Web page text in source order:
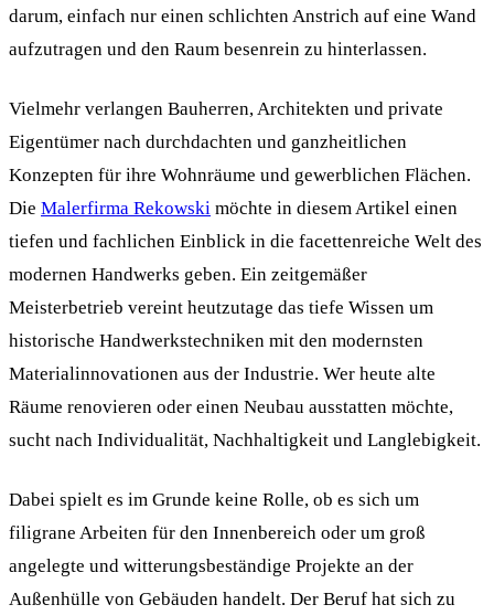
darum, einfach nur einen schlichten Anstrich auf eine Wand
aufzutragen und den Raum besenrein zu hinterlassen.
Vielmehr verlangen Bauherren, Architekten und private
Eigentümer nach durchdachten und ganzheitlichen
Konzepten für ihre Wohnräume und gewerblichen Flächen.
Die Malerfirma Rekowski möchte in diesem Artikel einen
tiefen und fachlichen Einblick in die facettenreiche Welt des
modernen Handwerks geben. Ein zeitgemäßer
Meisterbetrieb vereint heutzutage das tiefe Wissen um
historische Handwerkstechniken mit den modernsten
Materialinnovationen aus der Industrie. Wer heute alte
Räume renovieren oder einen Neubau ausstatten möchte,
sucht nach Individualität, Nachhaltigkeit und Langlebigkeit.
Dabei spielt es im Grunde keine Rolle, ob es sich um
filigrane Arbeiten für den Innenbereich oder um groß
angelegte und witterungsbeständige Projekte an der
Außenhülle von Gebäuden handelt. Der Beruf hat sich zu